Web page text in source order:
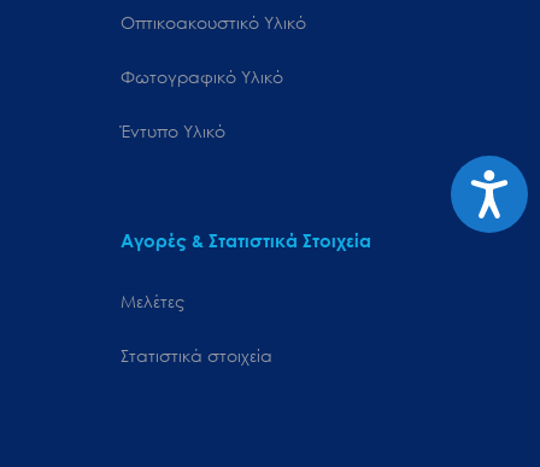
Οπτικοακουστικό Υλικό
Φωτογραφικό Υλικό
Έντυπο Υλικό
Αγορές & Στατιστικά Στοιχεία
Μελέτες
Στατιστικά στοιχεία